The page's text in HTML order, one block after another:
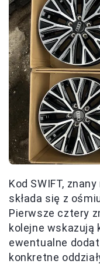
Kod SWIFT,
składa się z
Pierwsze cztery
kolejne wskazują
ewentualne
konkretne